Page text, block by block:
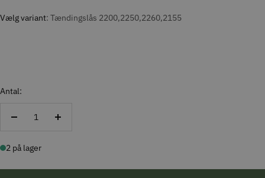
Vælg variant Tændingslås 2200,2250,2260,2155
Antal:
Reducer
Forøg
2 på lager